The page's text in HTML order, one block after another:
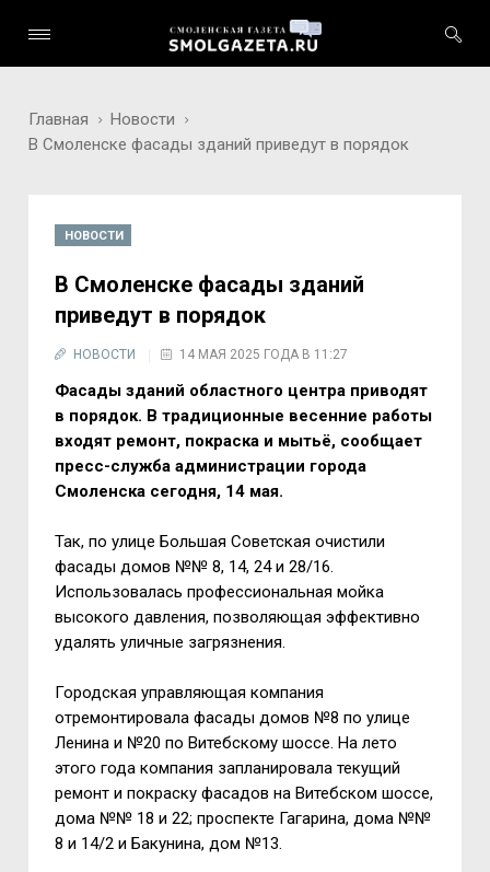
Главная
Новости
В Смоленске фасады зданий приведут в порядок
НОВОСТИ
В Смоленске фасады зданий
приведут в порядок
НОВОСТИ 14 МАЯ 2025 ГОДА В 11:27
Фасады зданий областного центра приводят
в порядок. В традиционные весенние работы
входят ремонт, покраска и мытьё, сообщает
пресс-служба администрации города
Смоленска сегодня, 14 мая.
Так, по улице Большая Советская очистили
фасады домов №№ 8, 14, 24 и 28/16.
Использовалась профессиональная мойка
высокого давления, позволяющая эффективно
удалять уличные загрязнения.
Городская управляющая компания
отремонтировала фасады домов №8 по улице
Ленина и №20 по Витебскому шоссе. На лето
этого года компания запланировала текущий
ремонт и покраску фасадов на Витебском шоссе,
дома №№ 18 и 22; проспекте Гагарина, дома №№
8 и 14/2 и Бакунина, дом №13.